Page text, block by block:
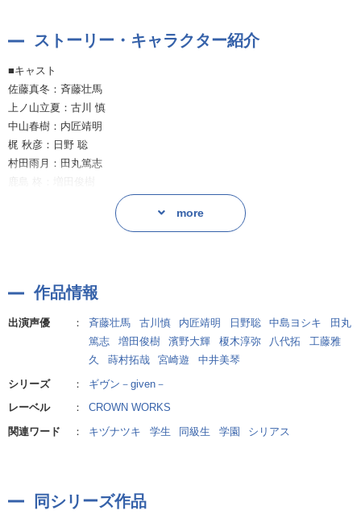
『お付き合いしたて』という、期間限定の距離感で繰り広げられる、繊
すね♡
真冬を大切に思うからこそ、強引に踏み込めない上ノ山の優しさ。キュ
ンキュンです。
上ノ山役・古川慎さんと、真冬役・斉藤壮馬さんが丁寧な息遣いで伝え
てくれますので、存分にご堪能ください…♡
なんだかんだで同居生活が続いている秋彦と春樹。
簡単に忘れられないし、切り替えられないけれど、それでも前へ進む決
意を感じるような秋彦の言葉です。予感を感じているのは雨月も同じよ
うで…。
──前は、自分の言葉をぶつけるだけで精一杯だった。次は違う歌が作り
ライブハウスに響き渡る真冬のアカペラ。
まるで、それが合図のようだった。終わり、そして、始まりの──。
が、キャラクターの心情をそのままにお耳へ届けてくれますので、聴き
ストーリー・キャラクター紹介
■キャスト
佐藤真冬：斉藤壮馬
上ノ山立夏：古川 慎
中山春樹：内匠靖明
梶 秋彦：日野 聡
村田雨月：田丸篤志
八木玄純/矢岳光司：濱野大輝
ニュースの音声：中井美琴
more
作品情報
出演声優 ： 斉藤壮馬 古川慎 内匠靖明 日野聡 中島ヨシキ
田丸
篤志
増田俊樹 濱野大輝 榎木淳弥 八代拓
工藤雅
久
蒔村拓哉 宮崎遊
中井美琴
シリーズ
：
ギヴン－given－
レーベル
：
CROWN WORKS
関連ワード
： キヅナツキ 学生 同級生 学園 シリアス
同シリーズ作品